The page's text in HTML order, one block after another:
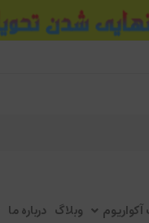
وبلاگ درباره ما